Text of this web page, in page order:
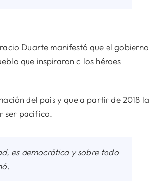
Duarte manifestó que el gobierno
que inspiraron a los héroes
del país y que a partir de 2018 la
ser pacífico.
es democrática y sobre todo